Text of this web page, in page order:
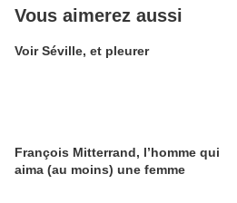
Vous aimerez aussi
Voir Séville, et pleurer
François Mitterrand, l’homme qui
aima (au moins) une femme